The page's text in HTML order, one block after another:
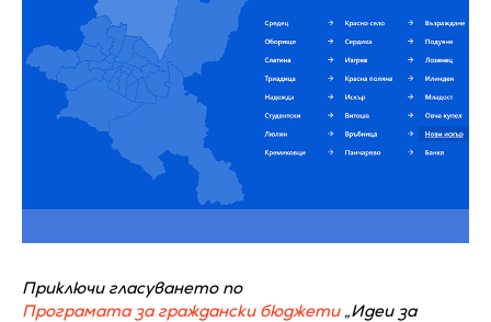
Приключи гласуването по
Програмата за граждански бюджети„Идеи за